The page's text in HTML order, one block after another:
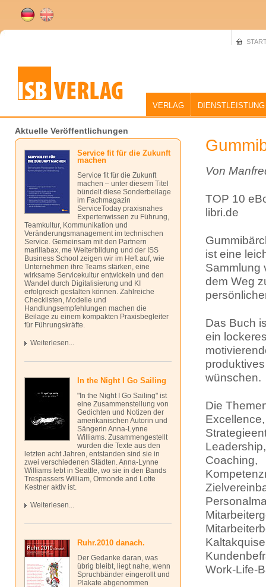
Von
TOP 10
libri.de
ist eine
Sammlung
dem Weg
Das Buch
ein
wünschen.
Die
Excellence,
Coaching,
Work-Life-
Aktuelle Veröffentlichungen
Service fit für die Zukunft
machen
Service fit für die Zukunft
machen – unter diesem Titel
bündelt diese Sonderbeilage
im Fachmagazin
ServiceToday praxisnahes
Expertenwissen zu Führung,
Teamkultur, Kommunikation und
Veränderungsmanagement im technischen
Service. Gemeinsam mit den Partnern
marillabax, me Weiterbildung und der ISS
Business School zeigen wir im Heft auf, wie
Unternehmen ihre Teams stärken, eine
wirksame Servicekultur entwickeln und den
Wandel durch Digitalisierung und KI
erfolgreich gestalten können. Zahlreiche
Checklisten, Modelle und
Handlungsempfehlungen machen die
Beilage zu einem kompakten Praxisbegleiter
für Führungskräfte.
Weiterlesen...
In the Night I Go Sailing
"In the Night I Go Sailing" ist
eine Zusammenstellung von
Gedichten und Notizen der
amerikanischen Autorin und
Sängerin Anna-Lynne
Williams. Zusammengestellt
wurden die Texte aus den
letzten acht Jahren, entstanden sind sie in
zwei verschiedenen Städten. Anna-Lynne
Williams lebt in Seattle, wo sie in den Bands
Trespassers William, Ormonde and Lotte
Kestner aktiv ist.
Weiterlesen...
Ruhr.2010 danach.
Der Gedanke daran, was
übrig bleibt, liegt nahe, wenn
Spruchbänder eingerollt und
Plakate abgenommen
VERLAG DIENSTLEISTUNG